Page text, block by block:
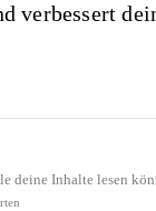
verbessert
deine Inhalte lesen